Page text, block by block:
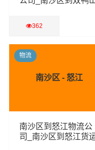
362
查看详细
南沙区 - 怒江
南沙区到怒江物流公
司_南沙区到怒江货
物流